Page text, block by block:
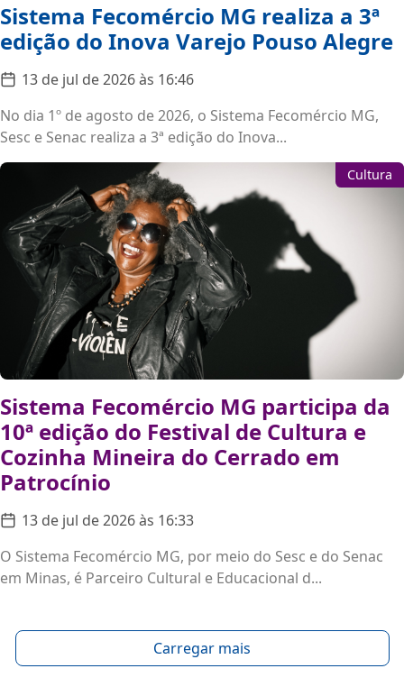
Sistema Fecomércio MG realiza a 3ª
edição do Inova Varejo Pouso Alegre
13 de jul de 2026 às 16:46
No dia 1º de agosto de 2026, o Sistema Fecomércio MG,
Sesc e Senac realiza a 3ª edição do Inova...
Cultura
Sistema Fecomércio MG participa da
10ª edição do Festival de Cultura e
Cozinha Mineira do Cerrado em
Patrocínio
13 de jul de 2026 às 16:33
O Sistema Fecomércio MG, por meio do Sesc e do Senac
em Minas, é Parceiro Cultural e Educacional d...
Carregar mais